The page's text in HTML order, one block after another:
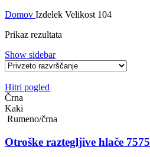
Domov Izdelek Velikost 104
Prikaz rezultata
Show sidebar
Hitri pogled
Črna
Kaki
Rumeno/črna
Otroške raztegljive hlače 7575